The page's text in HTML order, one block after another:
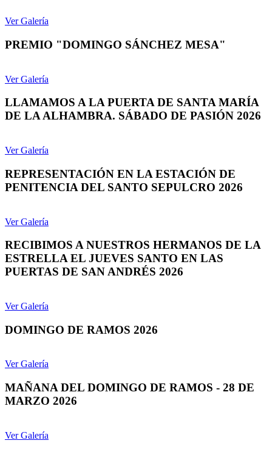
Ver Galería
PREMIO "DOMINGO SÁNCHEZ MESA"
Ver Galería
LLAMAMOS A LA PUERTA DE SANTA MARÍA
DE LA ALHAMBRA. SÁBADO DE PASIÓN 2026
Ver Galería
REPRESENTACIÓN EN LA ESTACIÓN DE
PENITENCIA DEL SANTO SEPULCRO 2026
Ver Galería
RECIBIMOS A NUESTROS HERMANOS DE LA
ESTRELLA EL JUEVES SANTO EN LAS
PUERTAS DE SAN ANDRÉS 2026
Ver Galería
DOMINGO DE RAMOS 2026
Ver Galería
MAÑANA DEL DOMINGO DE RAMOS - 28 DE
MARZO 2026
Ver Galería